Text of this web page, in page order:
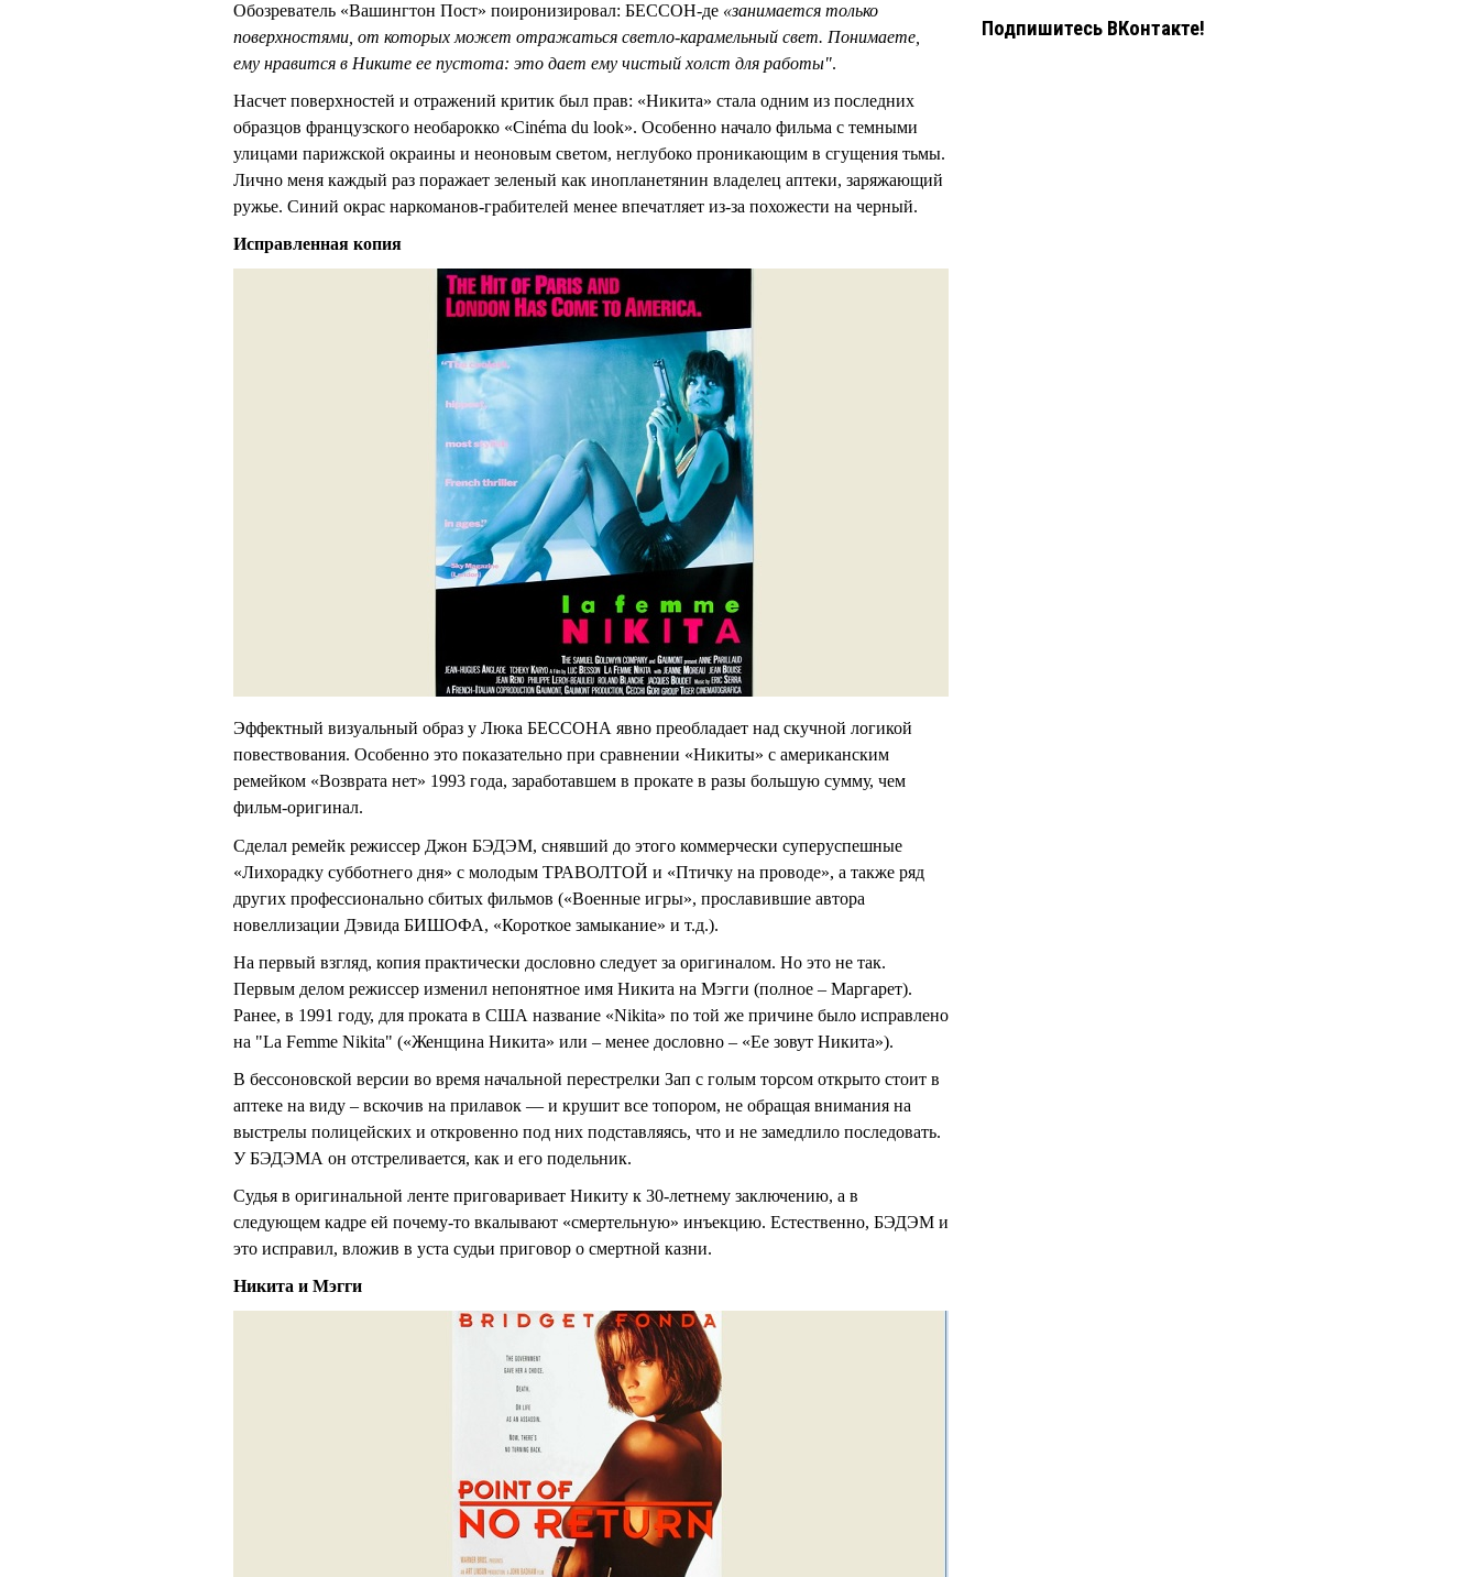
Обозреватель «Вашингтон Пост» поиронизировал: БЕССОН-де «занимается только
поверхностями, от которых может отражаться светло-карамельный свет. Понимаете,
ему нравится в Никите ее пустота: это дает ему чистый холст для работы".
Насчет поверхностей и отражений критик был прав: «Никита» стала одним из последних
образцов французского необарокко «Cinéma du look». Особенно начало фильма с темными
улицами парижской окраины и неоновым светом, неглубоко проникающим в сгущения тьмы.
Лично меня каждый раз поражает зеленый как инопланетянин владелец аптеки, заряжающий
ружье. Синий окрас наркоманов-грабителей менее впечатляет из-за похожести на черный.
Исправленная копия
Эффектный визуальный образ у Люка БЕССОНА явно преобладает над скучной логикой
повествования. Особенно это показательно при сравнении «Никиты» с американским
ремейком «Возврата нет» 1993 года, заработавшем в прокате в разы большую сумму, чем
фильм-оригинал.
Сделал ремейк режиссер Джон БЭДЭМ, снявший до этого коммерчески суперуспешные
«Лихорадку субботнего дня» с молодым ТРАВОЛТОЙ и «Птичку на проводе», а также ряд
других профессионально сбитых фильмов («Военные игры», прославившие автора
новеллизации Дэвида БИШОФА, «Короткое замыкание» и т.д.).
На первый взгляд, копия практически дословно следует за оригиналом. Но это не так.
Первым делом режиссер изменил непонятное имя Никита на Мэгги (полное – Маргарет).
Ранее, в 1991 году, для проката в США название «Nikita» по той же причине было исправлено
на "La Femme Nikita" («Женщина Никита» или – менее дословно – «Ее зовут Никита»).
В бессоновской версии во время начальной перестрелки Зап с голым торсом открыто стоит в
аптеке на виду – вскочив на прилавок — и крушит все топором, не обращая внимания на
выстрелы полицейских и откровенно под них подставляясь, что и не замедлило последовать.
У БЭДЭМА он отстреливается, как и его подельник.
Судья в оригинальной ленте приговаривает Никиту к 30-летнему заключению, а в
следующем кадре ей почему-то вкалывают «смертельную» инъекцию. Естественно, БЭДЭМ и
это исправил, вложив в уста судьи приговор о смертной казни.
Никита и Мэгги
Подпишитесь ВКонтакте!